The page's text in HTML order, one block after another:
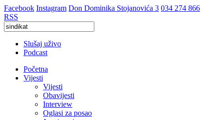
Facebook Instagram Don Dominika Stojanovića 3 034 274 866
RSS
Slušaj uživo
Podcast
Početna
Vijesti
Vijesti
Obavijesti
Interview
Oglasi za posao